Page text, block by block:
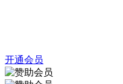
开通会员